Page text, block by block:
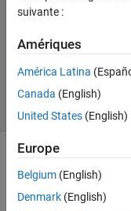
data
Azhar
83
solvers
0 likes
stands
suivante :
Amériques
América Latina
Canada (English)
United States (English)
Europe
Belgium (English)
Denmark (English)